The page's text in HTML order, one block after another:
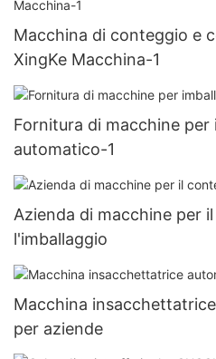
Macchina di conteggio e
XingKe Macchina-1
Fornitura di macchine per
automatico-1
Azienda di macchine per
l'imballaggio
Macchina
per aziende